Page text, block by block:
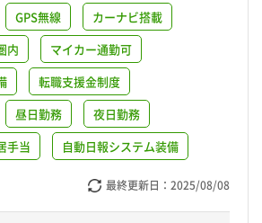
GPS無線
カーナビ搭載
内
マイカー通勤可
転職支援金制度
昼日勤務
夜日勤務
手当
自動日報システム装備
最終更新日： 2025/08/08